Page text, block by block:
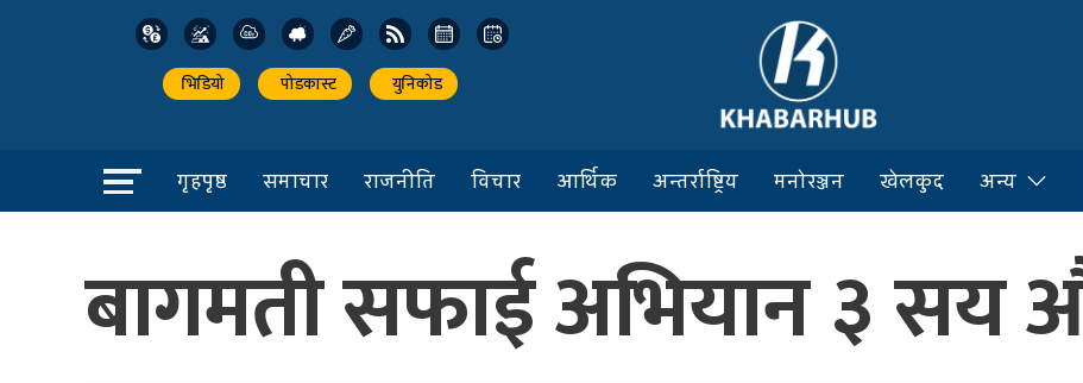
भिडियो पोडकास्ट युनिकोड
गृहपृष्ठ समाचार राजनीति विचार आर्थिक अन्तर्राष्ट्रिय मनोरञ्जन खेलकुद अन्य
बागमती सफाई अभियान ३ सय